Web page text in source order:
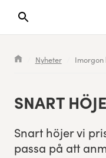
Sökresultaten dyker
Nyheter Imorgon
SNART
Snart höjer vi
pas­sa på att
Seedningsregler
Bana
Cityvarvet
Minivarvet
Leverantörer
Partners
Anmälan